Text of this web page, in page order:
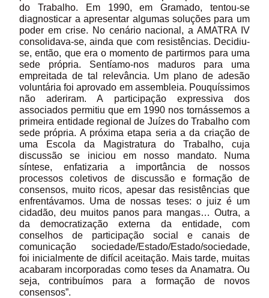
do Trabalho. Em 1990, em Gramado, tentou-se
diagnosticar a apresentar algumas soluções para um
poder em crise. No cenário nacional, a AMATRA IV
consolidava-se, ainda que com resistências. Decidiu-
se, então, que era o momento de partirmos para uma
sede própria. Sentíamo-nos maduros para uma
empreitada de tal relevância. Um plano de adesão
voluntária foi aprovado em assembleia. Pouquíssimos
não aderiram. A participação expressiva dos
associados permitiu que em 1990 nos tornássemos a
primeira entidade regional de Juízes do Trabalho com
sede própria. A próxima etapa seria a da criação de
uma Escola da Magistratura do Trabalho, cuja
discussão se iniciou em nosso mandato. Numa
síntese, enfatizaria a importância de nossos
processos coletivos de discussão e formação de
consensos, muito ricos, apesar das resistências que
enfrentávamos. Uma de nossas teses: o juiz é um
cidadão, deu muitos panos para mangas… Outra, a
da democratização externa da entidade, com
conselhos de participação social e canais de
comunicação sociedade/Estado/Estado/sociedade,
foi inicialmente de difícil aceitação. Mais tarde, muitas
acabaram incorporadas como teses da Anamatra. Ou
seja, contribuímos para a formação de novos
consensos”.